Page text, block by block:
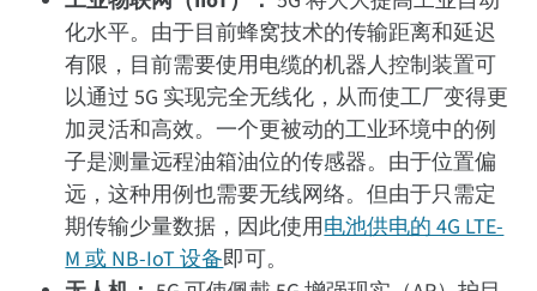
化水平。由于目前蜂窝技术的传输距离和延迟
有限，目前需要使用电缆的机器人控制装置可
以通过 5G 实现完全无线化，从而使工厂变得更
加灵活和高效。一个更被动的工业环境中的例
子是测量远程油箱油位的传感器。由于位置偏
远，这种用例也需要无线网络。但由于只需定
期传输少量数据，因此使用电池供电的 4G LTE-
M 或 NB-IoT 设备即可。